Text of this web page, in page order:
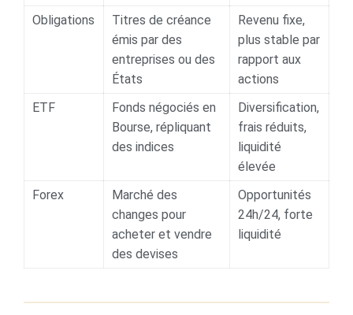
Obligations
Titres de créance
émis par des
entreprises ou des
États
Revenu fixe,
plus stable par
rapport aux
actions
ETF
Fonds négociés en
Bourse, répliquant
des indices
Diversification,
frais réduits,
liquidité
élevée
Forex
Marché des
changes pour
acheter et vendre
des devises
Opportunités
24h/24, forte
liquidité